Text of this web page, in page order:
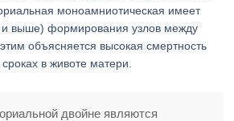
моноамниотическая имеет
и выше) формирования узлов между
объясняется высокая смертность
в животе матери.
двойне являются